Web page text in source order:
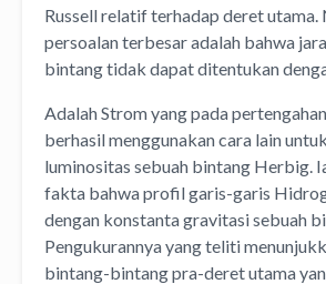
Russell relatif terhadap deret utama.
persoalan terbesar adalah bahwa
bintang tidak dapat ditentukan
Adalah Strom yang pada
berhasil menggunakan cara lain
luminositas sebuah bintang Herbig.
fakta bahwa profil garis-garis
dengan konstanta gravitasi sebuah
Pengukurannya yang teliti
bintang-bintang pra-deret utama